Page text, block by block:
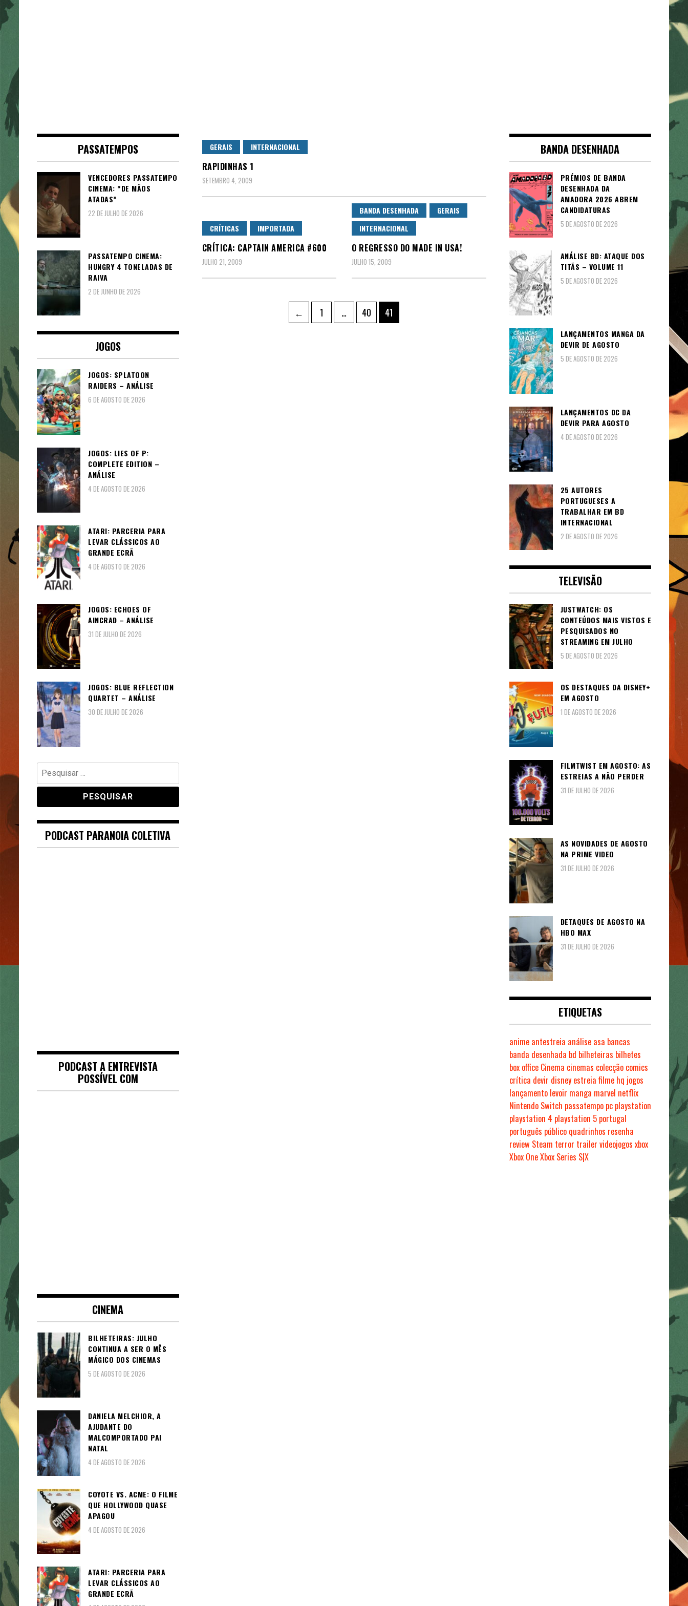
GERAIS INTERNACIONAL
RAPIDINHAS 1
SETEMBRO 4, 2009
CRÍTICAS IMPORTADA
CRÍTICA: CAPTAIN AMERICA #600
JULHO 21, 2009
BANDA DESENHADA
GERAIS
INTERNACIONAL
O REGRESSO DO MADE IN USA!
JULHO 15, 2009
← Page
1 … Page
40 Page
41
PASSATEMPOS
VENCEDORES PASSATEMPO
CINEMA: “DE MÃOS
ATADAS”
22 DE JULHO DE 2026
PASSATEMPO CINEMA:
HUNGRY 4 TONELADAS DE
RAIVA
2 DE JUNHO DE 2026
JOGOS
JOGOS: SPLATOON
RAIDERS – ANÁLISE
6 DE AGOSTO DE 2026
JOGOS: LIES OF P:
COMPLETE EDITION –
ANÁLISE
4 DE AGOSTO DE 2026
ATARI: PARCERIA PARA
LEVAR CLÁSSICOS AO
GRANDE ECRÃ
4 DE AGOSTO DE 2026
JOGOS: ECHOES OF
AINCRAD – ANÁLISE
31 DE JULHO DE 2026
JOGOS: BLUE REFLECTION
QUARTET – ANÁLISE
30 DE JULHO DE 2026
Pesquisar
por:
PODCAST PARANOIA COLETIVA
PODCAST A ENTREVISTA
POSSÍVEL COM
CINEMA
BILHETEIRAS: JULHO
CONTINUA A SER O MÊS
MÁGICO DOS CINEMAS
5 DE AGOSTO DE 2026
DANIELA MELCHIOR, A
AJUDANTE DO
MALCOMPORTADO PAI
NATAL
4 DE AGOSTO DE 2026
COYOTE VS. ACME: O FILME
QUE HOLLYWOOD QUASE
APAGOU
4 DE AGOSTO DE 2026
ATARI: PARCERIA PARA
LEVAR CLÁSSICOS AO
GRANDE ECRÃ
BANDA DESENHADA
PRÉMIOS DE BANDA
DESENHADA DA
AMADORA 2026 ABREM
CANDIDATURAS
5 DE AGOSTO DE 2026
ANÁLISE BD: ATAQUE DOS
TITÃS – VOLUME 11
5 DE AGOSTO DE 2026
LANÇAMENTOS MANGA DA
DEVIR DE AGOSTO
5 DE AGOSTO DE 2026
LANÇAMENTOS DC DA
DEVIR PARA AGOSTO
4 DE AGOSTO DE 2026
25 AUTORES
PORTUGUESES A
TRABALHAR EM BD
INTERNACIONAL
2 DE AGOSTO DE 2026
TELEVISÃO
JUSTWATCH: OS
CONTEÚDOS MAIS VISTOS E
PESQUISADOS NO
STREAMING EM JULHO
5 DE AGOSTO DE 2026
OS DESTAQUES DA DISNEY+
EM AGOSTO
1 DE AGOSTO DE 2026
FILMTWIST EM AGOSTO: AS
ESTREIAS A NÃO PERDER
31 DE JULHO DE 2026
AS NOVIDADES DE AGOSTO
NA PRIME VIDEO
31 DE JULHO DE 2026
DETAQUES DE AGOSTO NA
HBO MAX
31 DE JULHO DE 2026
ETIQUETAS
anime antestreia análise asa bancas
banda desenhada bd bilheteiras bilhetes
box office Cinema cinemas colecção comics
crítica devir disney estreiafilme hq jogos
lançamento levoir manga marvel netflix
Nintendo Switch passatempo pc playstation
playstation 4 playstation 5 portugal
português público quadrinhos resenha
review Steam terror trailer videojogos xbox
Xbox OneXbox Series S|X